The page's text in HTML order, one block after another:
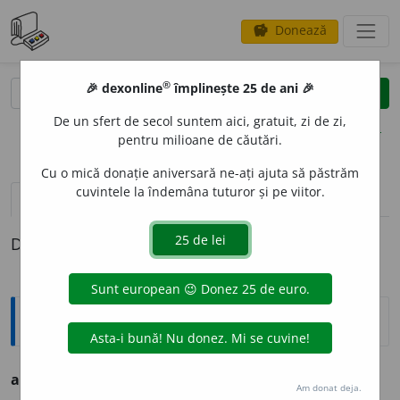
savings Donează
clear
opțiuni
definiții (1) pronunțievolume_up (50)
Definiția cu ID-ul 969666:
Sinonime
aug
🎉 dexonline® împlinește 25 de ani 🎉
De un sfert de secol suntem aici, gratuit, zi de zi,
pentru milioane de căutări.
Cu o mică donație aniversară ne-ați ajuta să păstrăm
cuvintele la îndemâna tuturor și pe viitor.
Am donat deja.